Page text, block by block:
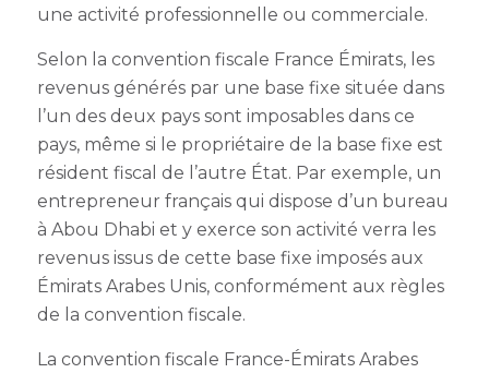
une activité professionnelle ou commerciale.
Selon la convention fiscale France Émirats, les
revenus générés par une base fixe située dans
l’un des deux pays sont imposables dans ce
pays, même si le propriétaire de la base fixe est
résident fiscal de l’autre État. Par exemple, un
entrepreneur français qui dispose d’un bureau
à Abou Dhabi et y exerce son activité verra les
revenus issus de cette base fixe imposés aux
Émirats Arabes Unis, conformément aux règles
de la convention fiscale.
La convention fiscale France-Émirats Arabes